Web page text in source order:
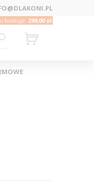
brakuje: 299,00 zł